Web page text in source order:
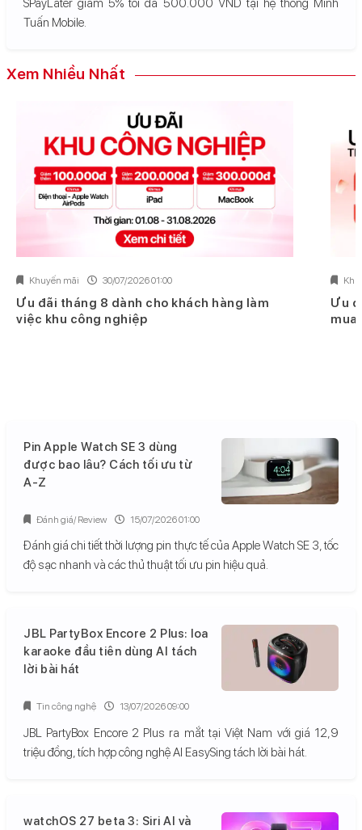
SPayLater giảm 5% tối đa 500.000 VND tại hệ thống Minh
Tuấn Mobile.
Xem Nhiều Nhất
Khuyến mãi 30/07/2026 01:00
Ưu đãi tháng 8 dành cho khách hàng làm
việc khu công nghiệp
Ưu
mua
Pin Apple Watch SE 3 dùng
được bao lâu? Cách tối ưu từ
A-Z
Đánh giá chi tiết thời lượng pin thực tế của Apple Watch SE 3, tốc
độ sạc nhanh và các thủ thuật tối ưu pin hiệu quả.
Đánh giá/ Review 15/07/2026 01:00
JBL PartyBox Encore 2 Plus: loa
karaoke đầu tiên dùng AI tách
lời bài hát
JBL PartyBox Encore 2 Plus ra mắt tại Việt Nam với giá 12,9
triệu đồng, tích hợp công nghệ AI EasySing tách lời bài hát.
Tin công nghệ 13/07/2026 09:00
watchOS 27 beta 3: Siri AI và